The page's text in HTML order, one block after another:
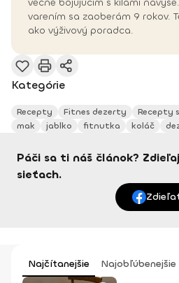
varením sa zaoberám 9 rokov.
ako výživový poradca.
Kategórie
Recepty Fitnes dezerty Recepty
mak
jablko fitnutka koláč
Páči sa ti náš článok?
sieťach.
Najčítanejšie Najobľúbenejšie